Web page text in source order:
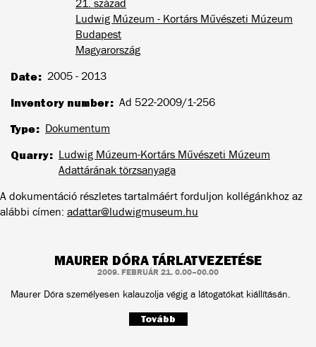
21. század
Ludwig Múzeum - Kortárs Művészeti Múzeum
Budapest
Magyarország
Date 2005 - 2013
Inventory number Ad 522-2009/1-256
Type Dokumentum
Quarry
Ludwig Múzeum-Kortárs Művészeti Múzeum
Adattárának törzsanyaga
A dokumentáció részletes tartalmáért forduljon kollégánkhoz az
alábbi címen: adattar@ludwigmuseum.hu
MAURER DÓRA TÁRLATVEZETÉSE
2009. FEBRUÁR 21. 0.00–00.00
Maurer Dóra személyesen kalauzolja végig a látogatókat kiállításán.
Tovább